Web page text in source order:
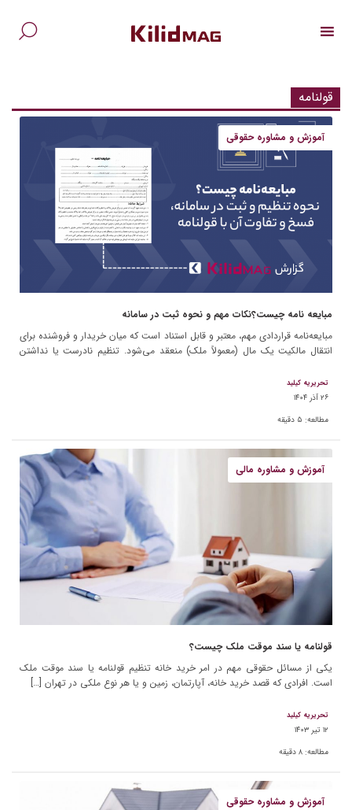
قولنامه
آموزش و مشاوره حقوقی
مبایعه نامه چیست؟نکات مهم و نحوه ثبت در سامانه
مبایعه‌نامه قراردادی مهم، معتبر و قابل استناد است که میان خریدار و فروشنده برای
انتقال مالکیت یک مال (معمولاً ملک) منعقد می‌شود. تنظیم نادرست یا نداشتن
تحریریه کیلید
۲۶ آذر ۱۴۰۴
مطالعه: ۵ دقیقه
آموزش و مشاوره مالی
قولنامه یا سند موقت ملک چیست؟
یکی از مسائل حقوقی مهم در امر خرید خانه تنظیم قولنامه یا سند موقت ملک
است. افرادی که قصد خرید خانه، آپارتمان، زمین و یا هر نوع ملکی در تهران […]
تحریریه کیلید
۱۲ تیر ۱۴۰۳
مطالعه: ۸ دقیقه
آموزش و مشاوره حقوقی